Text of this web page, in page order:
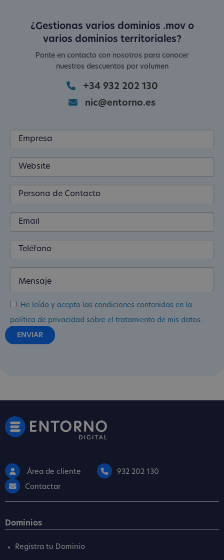
¿Gestionas varios dominios .mov o
varios dominios territoriales?
Ponte en contacto con nosotros para conocer
nuestros descuentos por volumen
+34 932 202 130
nic@entorno.es
He leído y acepto las condiciones contenidas en la
política de privacidad sobre el tratamiento de mis datos.
Área de cliente
932 202 130
Contactar
Dominios
Registra tu Dominio